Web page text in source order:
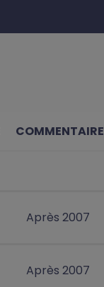
COMMENTAIRE
Après 2007
Après 2007